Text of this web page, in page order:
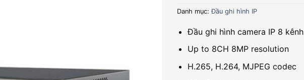
Danh mục:Đầu ghi hình IP
Đầu ghi hình camera IP 8 kênh
Up to 8CH 8MP resolution
H.265, H.264, MJPEG codec